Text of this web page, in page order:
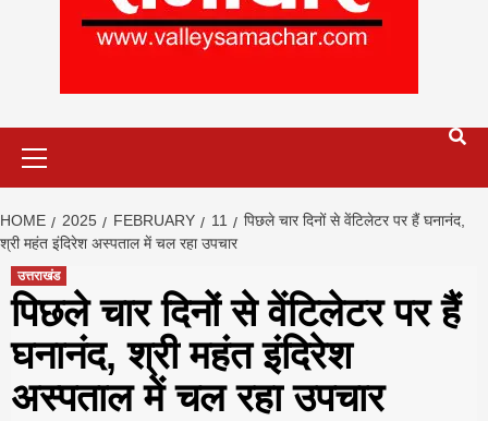
HOME 2025 FEBRUARY 11
पिछले चार दिनों से वेंटिलेटर पर हैं घनानंद,
श्री महंत इंदिरेश अस्पताल में चल रहा उपचार
उत्तराखंड
पिछले चार दिनों से वेंटिलेटर पर हैं
घनानंद, श्री महंत इंदिरेश
अस्पताल में चल रहा उपचार